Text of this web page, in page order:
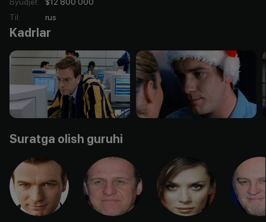
Til: rus
Kadrlar
Suratga olish guruhi